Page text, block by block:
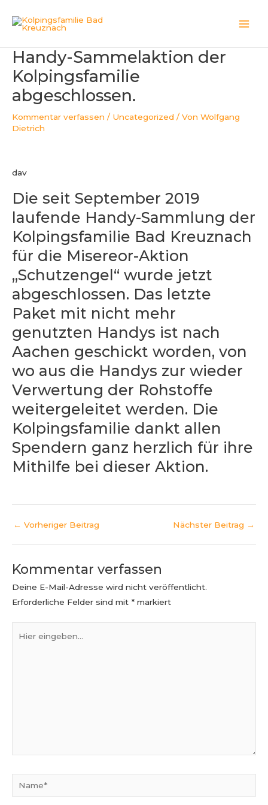
Inhalt
Handy-Sammelaktion der
Kolpingsfamilie
abgeschlossen.
Kommentar verfassen / Uncategorized / Von Wolfgang
Dietrich
dav
Die seit September 2019
laufende Handy-Sammlung der
Kolpingsfamilie Bad Kreuznach
für die Misereor-Aktion
„Schutzengel“ wurde jetzt
abgeschlossen. Das letzte
Paket mit nicht mehr
genutzten Handys ist nach
Aachen geschickt worden, von
wo aus die Handys zur wieder
Verwertung der Rohstoffe
weitergeleitet werden. Die
Kolpingsfamilie dankt allen
Spendern ganz herzlich für ihre
Mithilfe bei dieser Aktion.
← Vorheriger Beitrag Nächster Beitrag →
Kommentar verfassen
Deine E-Mail-Adresse wird nicht veröffentlicht.
Erforderliche Felder sind mit * markiert
eingeben…